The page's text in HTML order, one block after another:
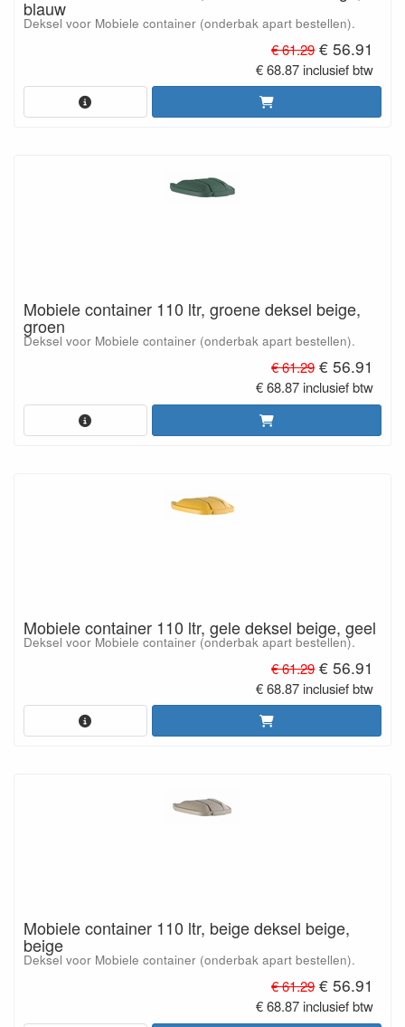
blauw
Deksel voor Mobiele container (onderbak apart bestellen).
€ 61.29€ 56.91
€ 68.87 inclusief btw
Mobiele container 110 ltr, groene deksel beige,
groen
Deksel voor Mobiele container (onderbak apart bestellen).
€ 61.29€ 56.91
€ 68.87 inclusief btw
Mobiele container 110 ltr, gele deksel beige, geel
Deksel voor Mobiele container (onderbak apart bestellen).
€ 61.29€ 56.91
€ 68.87 inclusief btw
Mobiele container 110 ltr, beige deksel beige,
beige
Deksel voor Mobiele container (onderbak apart bestellen).
€ 61.29€ 56.91
€ 68.87 inclusief btw